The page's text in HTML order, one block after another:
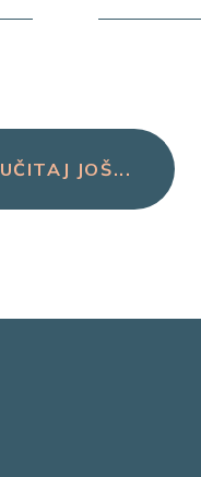
UČITAJ JOŠ...